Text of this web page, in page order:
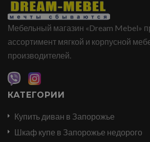
Мебельный магазин «Dream Mebel»
ассортимент мягкой и корпусной
производителей.
КАТЕГОРИИ
Купить диван в Запорожье
Шкаф купе в Запорожье недорого